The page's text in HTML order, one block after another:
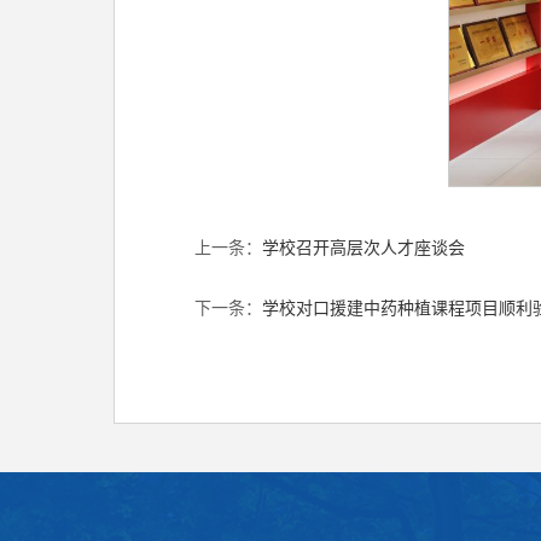
上一条： 学校召开高层次人才座谈会
下一条： 学校对口援建中药种植课程项目顺利